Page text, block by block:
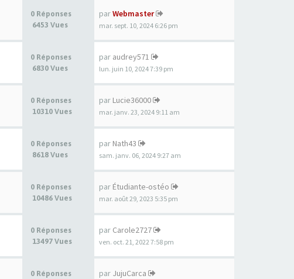
0 Réponses
6453 Vues
parWebmaster
mar. sept. 10, 2024 6:26 pm
0 Réponses
6830 Vues
par audrey571
lun. juin 10, 2024 7:39 pm
0 Réponses
10310 Vues
par Lucie36000
mar. janv. 23, 2024 9:11 am
0 Réponses
8618 Vues
par Nath43
sam. janv. 06, 2024 9:27 am
0 Réponses
10486 Vues
par Étudiante-ostéo
mar. août 29, 2023 5:35 pm
0 Réponses
13497 Vues
par Carole2727
ven. oct. 21, 2022 7:58 pm
0 Réponses
par JujuCarca